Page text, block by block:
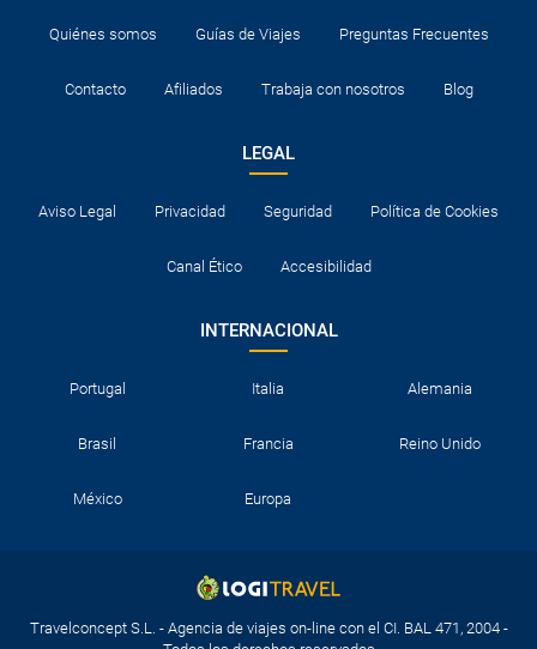
Quiénes somos Guías de Viajes Preguntas Frecuentes
Contacto Afiliados Trabaja con nosotros Blog
LEGAL
Aviso Legal Privacidad Seguridad Política de Cookies
Canal Ético Accesibilidad
INTERNACIONAL
Portugal Italia Alemania
Brasil Francia Reino Unido
México Europa
Travelconcept S.L. - Agencia de viajes on-line con el CI. BAL 471, 2004 -